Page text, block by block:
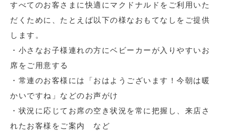
すべてのお客さまに快適にマクドナルドをご利用いた
だくために、たとえば以下の様なおもてなしをご提供
します。
・小さなお子様連れの方にベビーカーが入りやすいお
席をご用意する
・常連のお客様には「おはようございます！今朝は暖
かいですね」などのお声がけ
・状況に応じてお席の空き状況を常に把握し、来店さ
れたお客様をご案内 など